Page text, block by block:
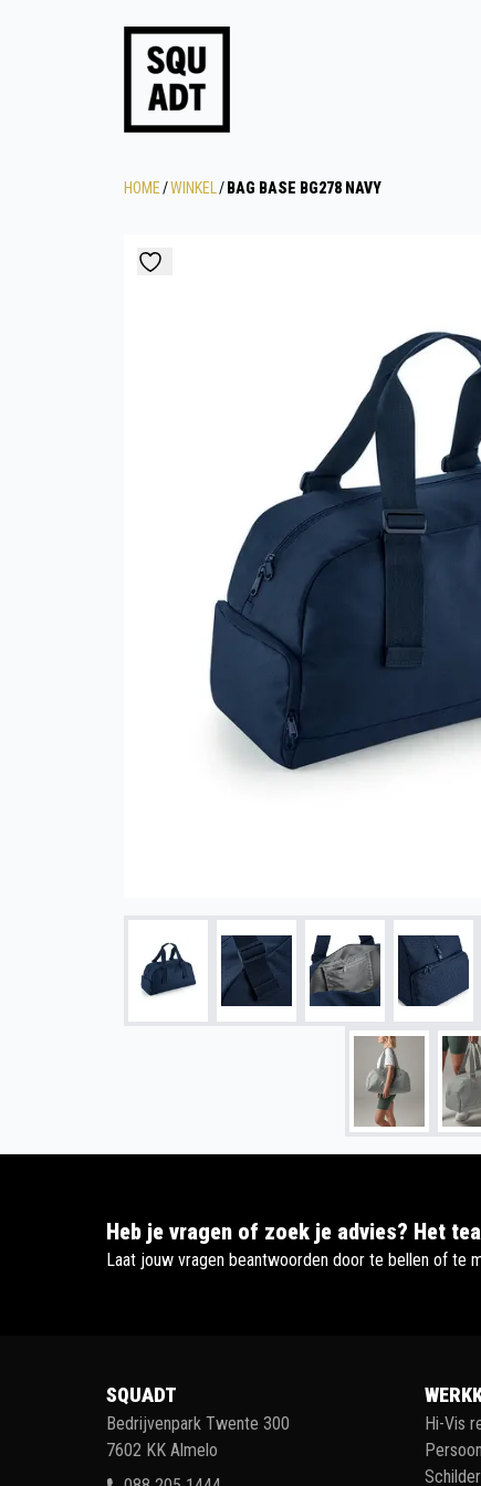
HOME/WINKEL / BAG BASE BG278 NAVY
Heb je vragen of zoek je advies? Het
Laat jouw vragen beantwoorden door te bellen of te
SQUADT
Bedrijvenpark Twente 300
7602 KK Almelo
Hi-Vis